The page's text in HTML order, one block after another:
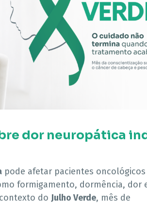
dor neuropática
pode afetar pacientes
formigamento, dormência, dor
do Julho Verde, mês de